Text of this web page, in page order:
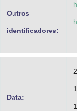
Outros
identificadores:
Data: